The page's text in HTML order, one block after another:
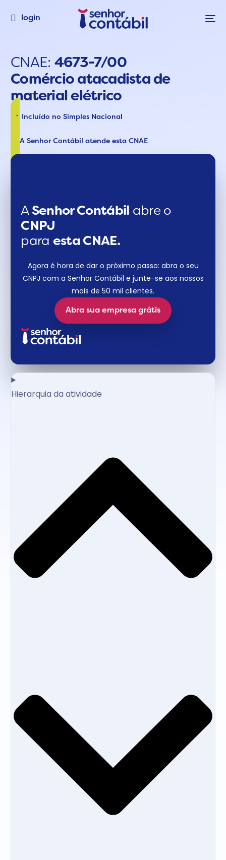
login
CNAE: 4673-7/00
Comércio atacadista de
material elétrico
Incluído no Simples Nacional
A Senhor Contábil atende esta CNAE
A Senhor Contábil abre o
CNPJ
para esta CNAE.
Agora é hora de dar o próximo passo: abra o seu
CNPJ com a Senhor Contábil e junte-se aos nossos
mais de 50 mil clientes.
Abra sua empresa grátis
Hierarquia da atividade